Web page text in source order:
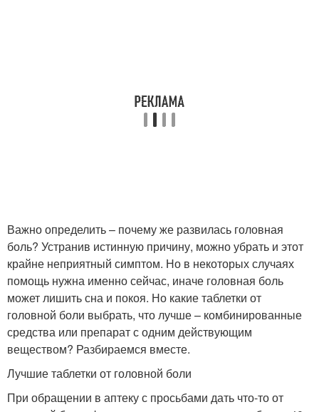
Важно определить – почему же развилась головная
боль? Устранив истинную причину, можно убрать и этот
крайне неприятный симптом. Но в некоторых случаях
помощь нужна именно сейчас, иначе головная боль
может лишить сна и покоя. Но какие таблетки от
головной боли выбрать, что лучше – комбинированные
средства или препарат с одним действующим
веществом? Разбираемся вместе.
Лучшие таблетки от головной боли
При обращении в аптеку с просьбами дать что-то от